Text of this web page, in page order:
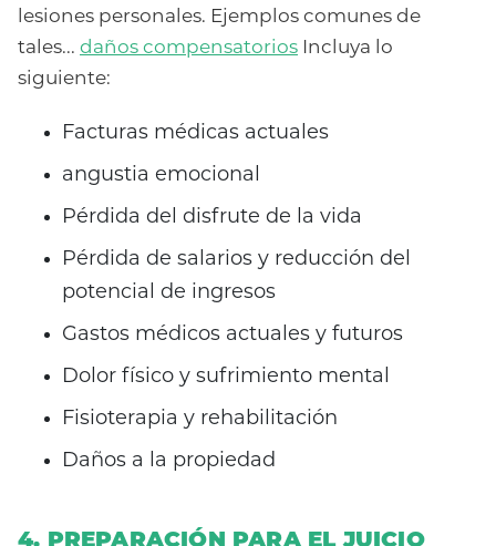
lesiones personales. Ejemplos comunes de
tales... daños compensatorios Incluya lo
siguiente:
Facturas médicas actuales
angustia emocional
Pérdida del disfrute de la vida
Pérdida de salarios y reducción del
potencial de ingresos
Gastos médicos actuales y futuros
Dolor físico y sufrimiento mental
Fisioterapia y rehabilitación
Daños a la propiedad